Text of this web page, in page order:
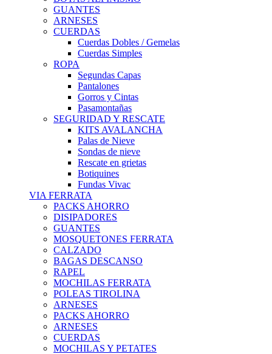
GUANTES
ARNESES
CUERDAS
Cuerdas Dobles / Gemelas
Cuerdas Simples
ROPA
Segundas Capas
Pantalones
Gorros y Cintas
Pasamontañas
SEGURIDAD Y RESCATE
KITS AVALANCHA
Palas de Nieve
Sondas de nieve
Rescate en grietas
Botiquines
Fundas Vivac
VIA FERRATA
PACKS AHORRO
DISIPADORES
GUANTES
MOSQUETONES FERRATA
CALZADO
BAGAS DESCANSO
RAPEL
MOCHILAS FERRATA
POLEAS TIROLINA
ARNESES
PACKS AHORRO
ARNESES
CUERDAS
MOCHILAS Y PETATES